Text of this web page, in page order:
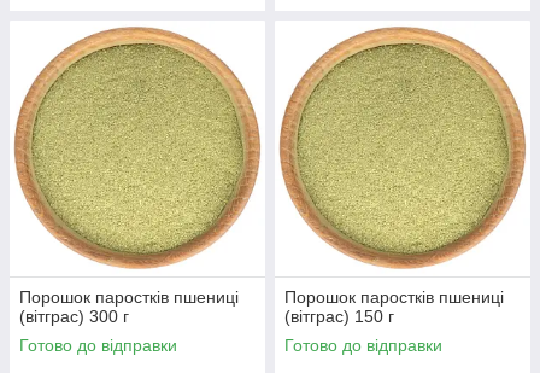
Порошок паростків пшениці
(вітграс) 300 г
Готово до відправки
Порошок паростків пшениці
(вітграс) 150 г
Готово до відправки